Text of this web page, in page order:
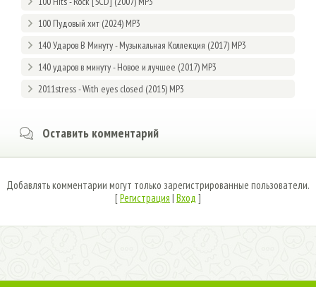
100 Пудовый хит (2024) MP3
140 Ударов В Минуту - Музыкальная Коллекция (2017) MP3
140 ударов в минуту - Новое и лучшее (2017) MP3
2011stress - With eyes closed (2015) MP3
Оставить комментарий
Добавлять комментарии могут только зарегистрированные пользователи.
[Регистрация | Вход ]